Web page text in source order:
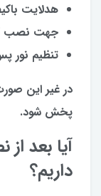
هدلایت
جهت نصب
تنظیم نور
در غیر این
پخش شود.
داریم؟